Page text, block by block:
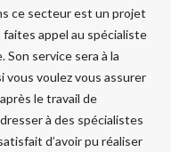
ce secteur est un projet
appel au spécialiste
Son service sera à la
vous voulez vous assurer
le travail de
à des spécialistes
d’avoir pu réaliser